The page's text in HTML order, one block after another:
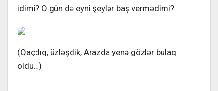
idimi? O gün də eyni şeylər baş vermədimi?
(Qaçdıq, üzləşdik, Arazda yenə gözlər bulaq
oldu…)